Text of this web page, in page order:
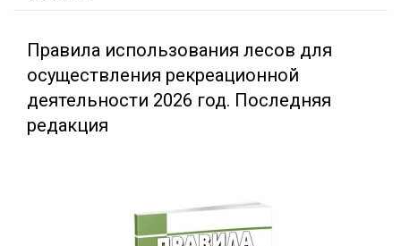
Акции и скидки
Правила использования лесов для
осуществления рекреационной
деятельности 2026 год. Последняя
редакция